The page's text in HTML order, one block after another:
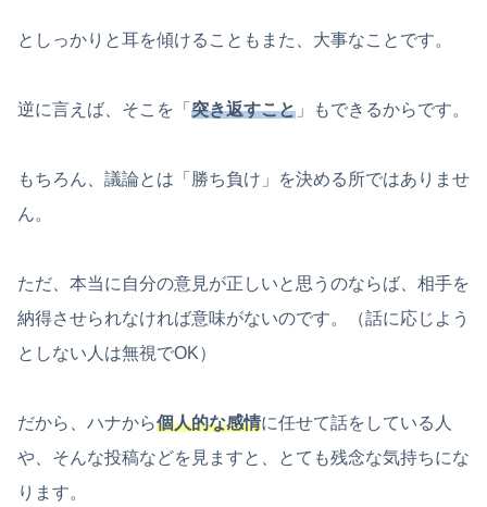
としっかりと耳を傾けることもまた、大事なことです。
逆に言えば、そこを「 突き返すこと 」もできるからです。
もちろん、議論とは「勝ち負け」を決める所ではありませ
ん。
ただ、本当に自分の意見が正しいと思うのならば、相手を
納得させられなければ意味がないのです。（話に応じよう
としない人は無視でOK）
だから、ハナから個人的な感情に任せて話をしている人
や、そんな投稿などを見ますと、とても残念な気持ちにな
ります。